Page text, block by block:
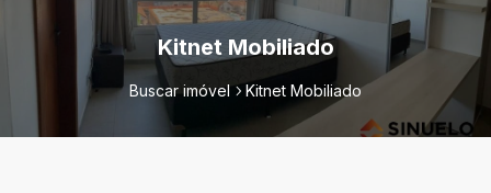
Kitnet Mobiliado
Buscar imóvel Kitnet Mobiliado